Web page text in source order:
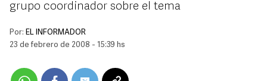
grupo coordinador sobre el tema
Por: EL INFORMADOR
23 de febrero de 2008 - 15:39 hs